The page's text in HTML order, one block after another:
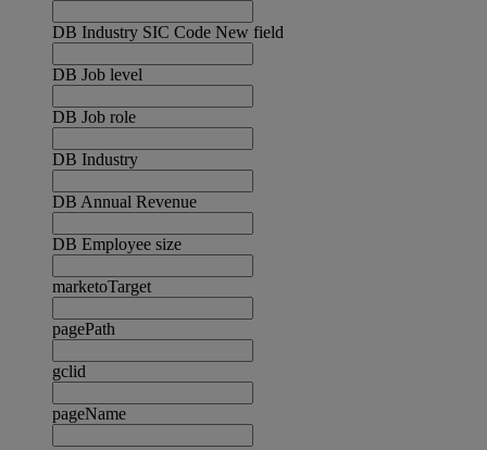
DB Industry SIC Code New field
DB Job level
DB Job role
DB Industry
DB Annual Revenue
DB Employee size
marketoTarget
pagePath
gclid
pageName